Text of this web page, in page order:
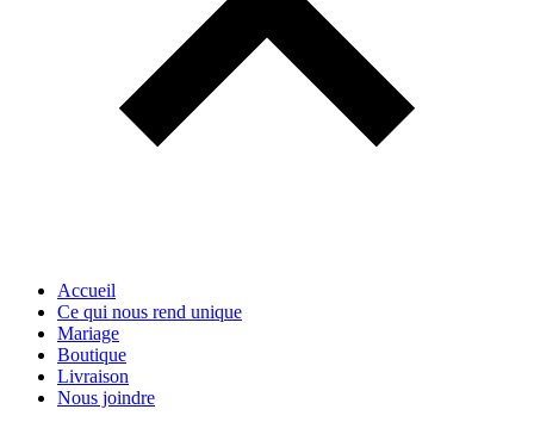
Accueil
Ce qui nous rend unique
Mariage
Boutique
Livraison
Nous joindre